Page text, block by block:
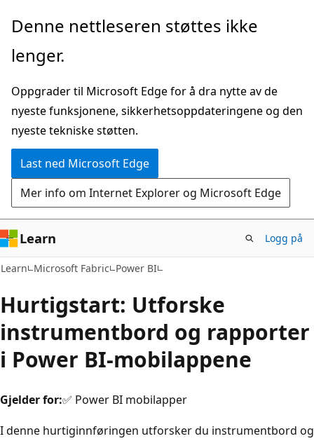
Gå
hovedinnhold
Denne nettleseren støttes ikke
lenger.
Oppgrader til Microsoft Edge for å dra nytte av de
nyeste funksjonene, sikkerhetsoppdateringene og den
nyeste tekniske støtten.
Last ned Microsoft Edge
Mer info om Internet Explorer og Microsoft Edge
Learn Logg på
Learn Microsoft Fabric Power BI
Hurtigstart: Utforske
instrumentbord og rapporter
i Power BI-mobilappene
Gjelder for:✅ Power BI mobilapper
I denne hurtiginnføringen utforsker du instrumentbord og